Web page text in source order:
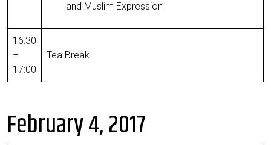
and Mus­lim Expression
16:30
–
17:00
Tea Break
February 4, 2017